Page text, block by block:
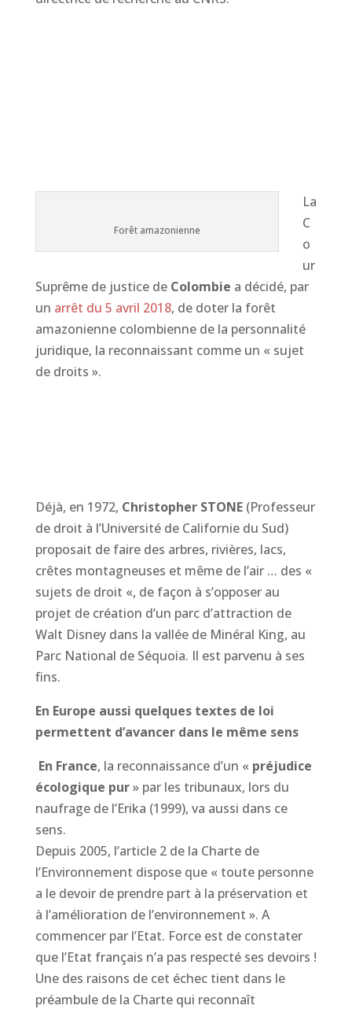
Forêt amazonienne
La
C
o
ur
Suprême de justice deColombie a décidé, par
un arrêt du 5 avril 2018, de doter la forêt
amazonienne colombienne de la personnalité
juridique, la reconnaissant comme un « sujet
de droits ».
Déjà, en 1972, Christopher STONE(Professeur
de droit à l’Université de Californie du Sud)
proposait de faire des arbres, rivières, lacs,
crêtes montagneuses et même de l’air … des «
sujets de droit «, de façon à s’opposer au
projet de création d’un parc d’attraction de
Walt Disney dans la vallée de Minéral King, au
Parc National de Séquoia. Il est parvenu à ses
fins.
En Europe aussi quelques textes de loi
permettent d’avancer dans le même sens
En France, la reconnaissance d’un « préjudice
écologique pur» par les tribunaux, lors du
naufrage de l’Erika (1999), va aussi dans ce
sens.
Depuis 2005, l’article 2 de la Charte de
l’Environnement dispose que « toute personne
a le devoir de prendre part à la préservation et
à l’amélioration de l’environnement ». A
commencer par l’Etat. Force est de constater
que l’Etat français n’a pas respecté ses devoirs !
Une des raisons de cet échec tient dans le
préambule de la Charte qui reconnaît